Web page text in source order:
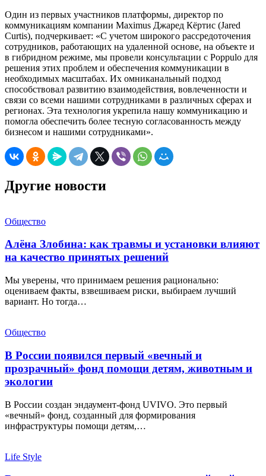
Один из первых участников платформы, директор по
коммуникациям компании Maximus Джаред Кёртис (Jared
Curtis), подчеркивает: «С учетом широкого рассредоточения
сотрудников, работающих на удаленной основе, на объекте и
в гибридном режиме, мы провели консультации с Poppulo для
решения этих проблем и обеспечения коммуникации в
необходимых масштабах. Их омниканальный подход
способствовал развитию взаимодействия, вовлеченности и
связи со всеми нашими сотрудниками в различных сферах и
регионах. Эта технология укрепила нашу коммуникацию и
помогла обеспечить более тесную согласованность между
бизнесом и нашими сотрудниками».
Другие новости
Общество
Алёна Злобина: как травмы и установки влияют
на качество принятых решений
Мы уверены, что принимаем решения рационально:
оцениваем факты, взвешиваем риски, выбираем лучший
вариант. Но тогда…
Общество
В России появился первый «вечный и
прозрачный» фонд помощи детям, животным и
экологии
В России создан эндаумент-фонд UVIVO. Это первый
«вечный» фонд, созданный для формирования
инфраструктуры помощи детям,…
Life Style